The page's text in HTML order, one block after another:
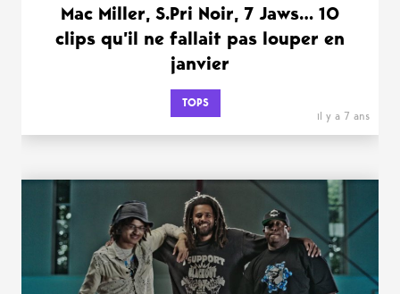
Mac Miller, S.Pri Noir, 7 Jaws… 10
clips qu’il ne fallait pas louper en
janvier
TOPS
il y a 7 ans